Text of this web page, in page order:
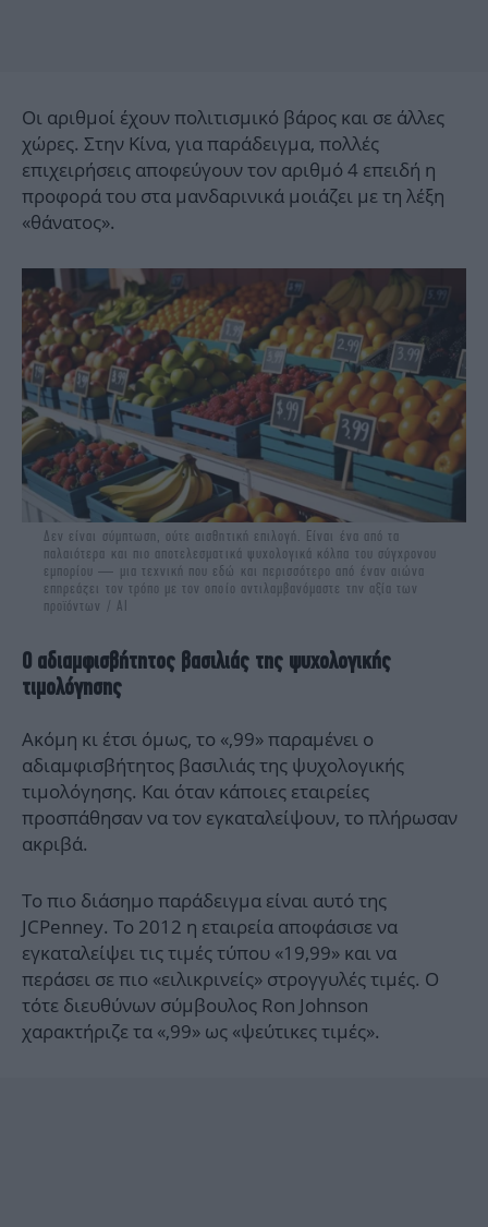
Οι αριθμοί έχουν πολιτισμικό βάρος και σε άλλες
χώρες. Στην Κίνα, για παράδειγμα, πολλές
επιχειρήσεις αποφεύγουν τον αριθμό 4 επειδή η
προφορά του στα μανδαρινικά μοιάζει με τη λέξη
«θάνατος».
Δεν είναι σύμπτωση, ούτε αισθητική επιλογή. Είναι ένα από τα
παλαιότερα και πιο αποτελεσματικά ψυχολογικά κόλπα του σύγχρονου
εμπορίου — μια τεχνική που εδώ και περισσότερο από έναν αιώνα
επηρεάζει τον τρόπο με τον οποίο αντιλαμβανόμαστε την αξία των
προϊόντων / AI
Ο αδιαμφισβήτητος βασιλιάς της ψυχολογικής
τιμολόγησης
Ακόμη κι έτσι όμως, το «,99» παραμένει ο
αδιαμφισβήτητος βασιλιάς της ψυχολογικής
τιμολόγησης. Και όταν κάποιες εταιρείες
προσπάθησαν να τον εγκαταλείψουν, το πλήρωσαν
ακριβά.
Το πιο διάσημο παράδειγμα είναι αυτό της
JCPenney. Το 2012 η εταιρεία αποφάσισε να
εγκαταλείψει τις τιμές τύπου «19,99» και να
περάσει σε πιο «ειλικρινείς» στρογγυλές τιμές. Ο
τότε διευθύνων σύμβουλος Ron Johnson
χαρακτήριζε τα «,99» ως «ψεύτικες τιμές».